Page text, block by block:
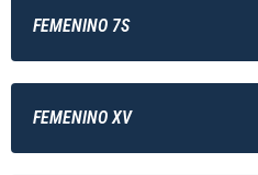
FEMENINO 7S
FEMENINO XV